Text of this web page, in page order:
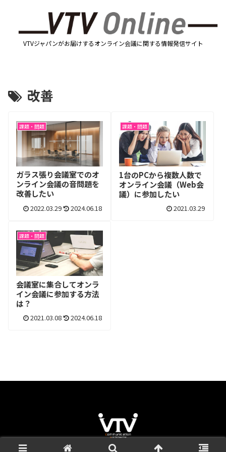
VTVジャパンがお届けするオンライン会議に関する情報発信サイト
改善
課題・問題
ガラス張り会議室でのオ
ンライン会議の音問題を
改善したい
2022.03.29 2024.06.18
課題・問題
1台のPCから複数人数で
オンライン会議（Web会
議）に参加したい
2021.03.29
課題・問題
会議室に集合してオンラ
イン会議に参加する方法
は？
2021.03.08 2024.06.18
COPYRIGHT © VTV JAPAN,INC. ALL RIGHTS RESERVED.